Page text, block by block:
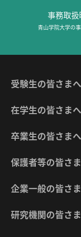
事務取
青山学院大学の
受験生の皆さまへ
在学生の皆さまへ
卒業生の皆さまへ
保護者等の皆さ
企業一般の皆さ
研究機関の皆さ